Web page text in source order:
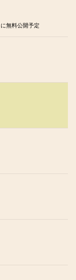
に無料公開予定